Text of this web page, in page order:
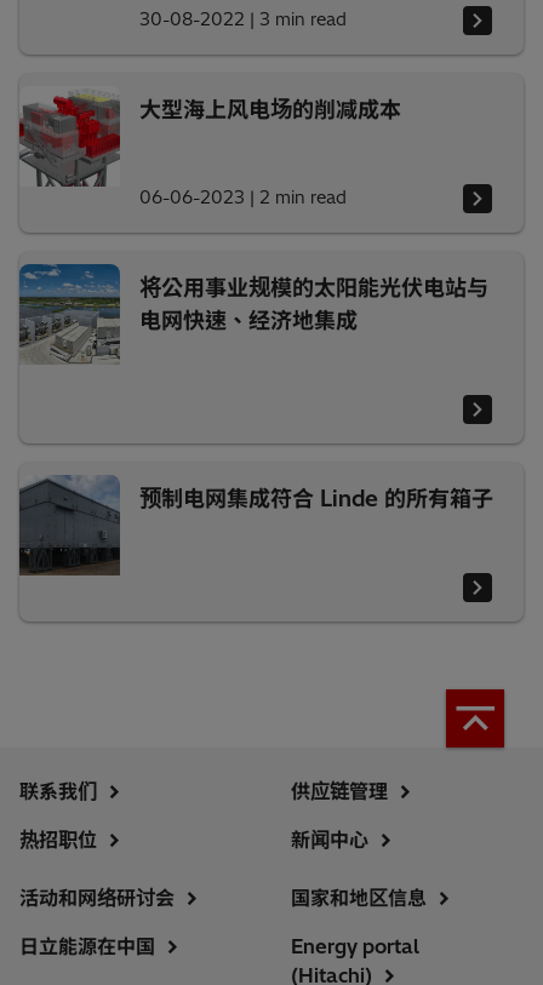
30-08-2022 | 3 min read
大型海上风电场的削减成本
06-06-2023 | 2 min read
将公用事业规模的太阳能光伏电站与
电网快速、经济地集成
预制电网集成符合 Linde 的所有箱子
联系我们
热招职位
供应链管理
新闻中心
活动和网络研讨会
日立能源在中国
国家和地区信息
Energy portal
(Hitachi)